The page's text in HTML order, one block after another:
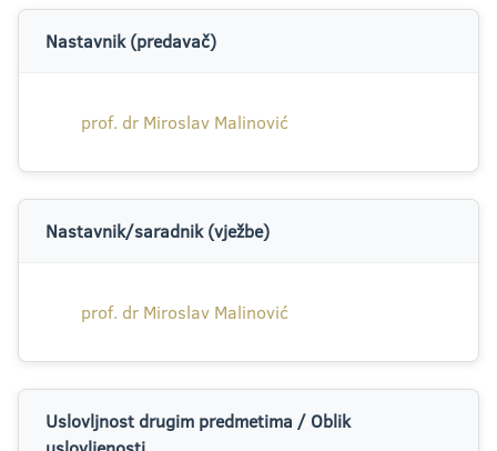
Nastavnik (predavač)
prof. dr Miroslav Malinović
Nastavnik/saradnik (vježbe)
prof. dr Miroslav Malinović
Uslovljnost drugim predmetima / Oblik